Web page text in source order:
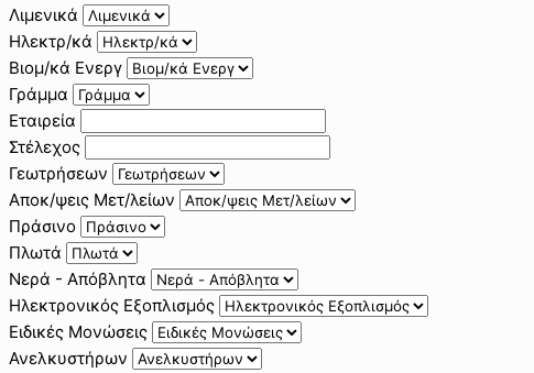
Λιμενικά
Ηλεκτρ/κά
Βιομ/κά Ενεργ
Γράμμα
Εταιρεία
Στέλεχος
Γεωτρήσεων
Αποκ/ψεις Μετ/λείων
Πράσινο
Πλωτά
Νερά - Απόβλητα
Ηλεκτρονικός Εξοπλισμός
Ειδικές Μονώσεις
Ανελκυστήρων